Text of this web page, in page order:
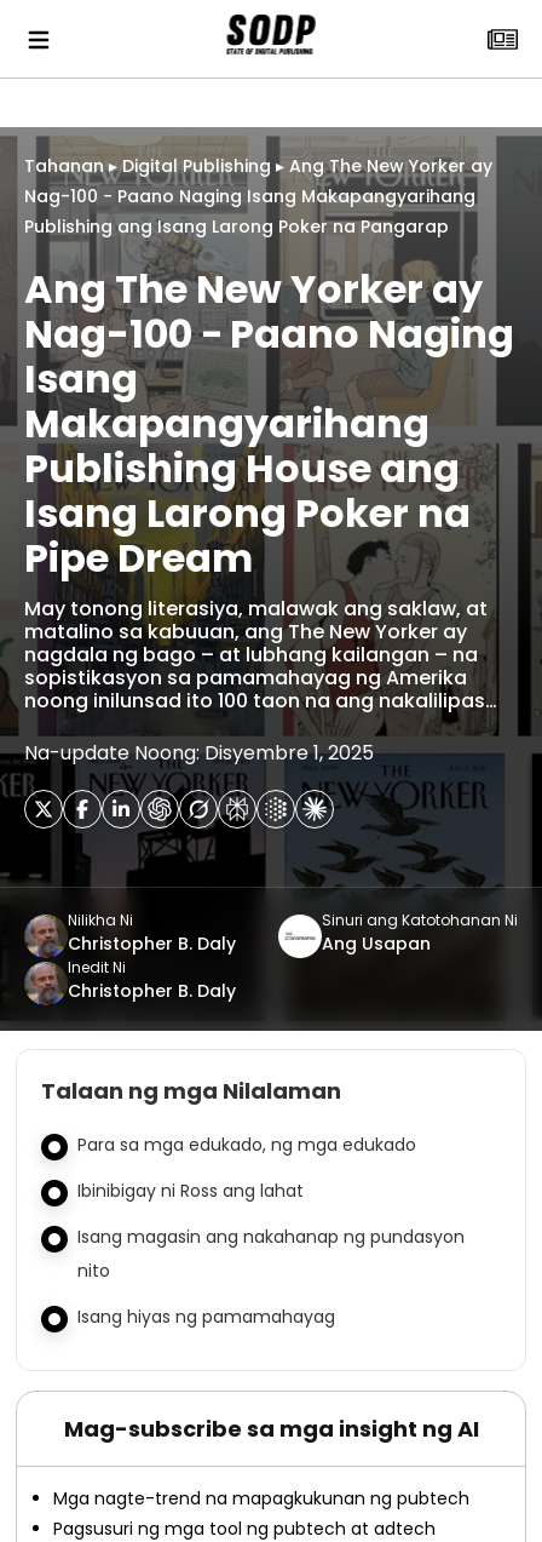
Tahanan▸Digital Publishing ▸ Ang The New Yorker ay
Nag-100 − Paano Naging Isang Makapangyarihang
Publishing ang Isang Larong Poker na Pangarap
Ang The New Yorker ay
Nag-100 − Paano Naging
Isang
Makapangyarihang
Publishing House ang
Isang Larong Poker na
Pipe Dream
May tonong literasiya, malawak ang saklaw, at
matalino sa kabuuan, ang The New Yorker ay
nagdala ng bago – at lubhang kailangan – na
sopistikasyon sa pamamahayag ng Amerika
noong inilunsad ito 100 taon na ang nakalilipas…
Na-update Noong: Disyembre 1, 2025
Nilikha Ni
Christopher B. Daly
Sinuri ang Katotohanan Ni
Ang Usapan
Inedit Ni
Christopher B. Daly
Talaan ng mga Nilalaman
Para sa mga edukado, ng mga edukado
Ibinibigay ni Ross ang lahat
Isang magasin ang nakahanap ng pundasyon
nito
Isang hiyas ng pamamahayag
Mag-subscribe sa mga insight ng AI
Mga nagte-trend na mapagkukunan ng pubtech
Pagsusuri ng mga tool ng pubtech at adtech